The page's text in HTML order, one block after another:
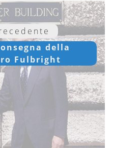
della
Fulbright